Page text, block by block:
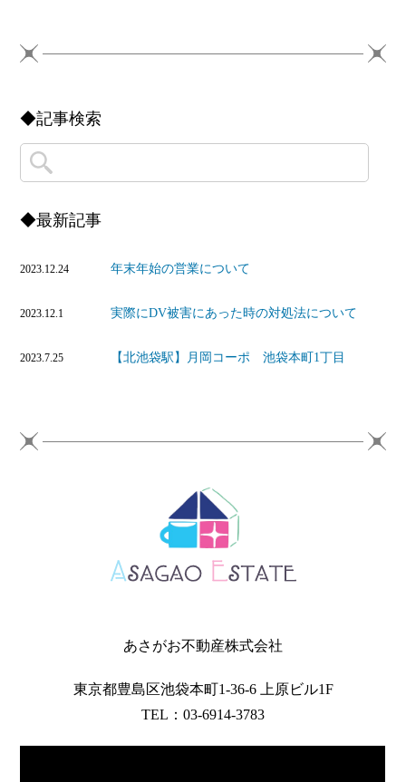
◆記事検索
◆最新記事
2023.12.24 年末年始の営業について
2023.12.1 実際にDV被害にあった時の対処法について
2023.7.25 【北池袋駅】月岡コーポ 池袋本町1丁目
あさがお不動産株式会社
東京都豊島区池袋本町1-36-6 上原ビル1F
TEL：03-6914-3783